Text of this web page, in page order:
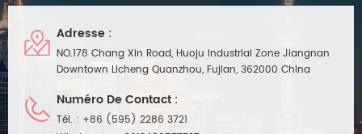
Adresse :
NO.178 Chang Xin Road, Huoju Industrial Zone Jiangnan
Downtown Licheng Quanzhou, Fujian, 362000 China
Numéro De Contact :
Tél. : +86 (595) 2286 3721